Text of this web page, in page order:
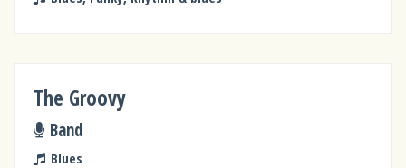
The Groovy
Band
Blues